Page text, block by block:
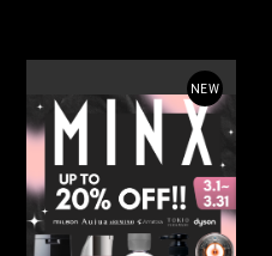
NEW